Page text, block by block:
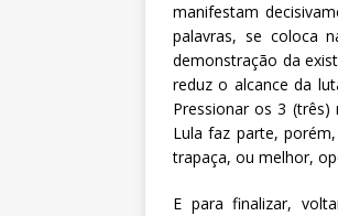
manifestam
palavras, se coloca
demonstração da
reduz o alcance da
Pressionar os 3
Lula faz parte,
trapaça, ou melhor,
E para finalizar,